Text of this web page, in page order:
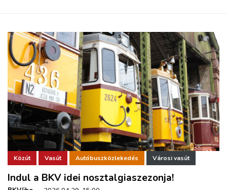
Közút Vasút Autóbuszközlekedés Városi vasút
Indul a BKV idei nosztalgiaszezonja!